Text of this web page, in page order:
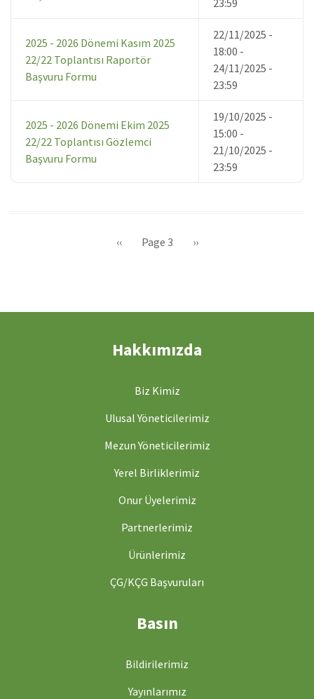
2025 - 2026 Dönemi Kasım 2025
22/22 Toplantısı Raportör
Başvuru Formu
22/11/2025 -
18:00 -
24/11/2025 -
23:59
2025 - 2026 Dönemi Ekim 2025
22/22 Toplantısı Gözlemci
Başvuru Formu
19/10/2025 -
15:00 -
21/10/2025 -
23:59
Önceki
‹‹ Page 3
Sonraki
››
Hakkımızda
Biz Kimiz
Ulusal Yöneticilerimiz
Mezun Yöneticilerimiz
Yerel Birliklerimiz
Onur Üyelerimiz
Partnerlerimiz
Ürünlerimiz
ÇG/KÇG Başvuruları
Basın
Bildirilerimiz
Yayınlarımız